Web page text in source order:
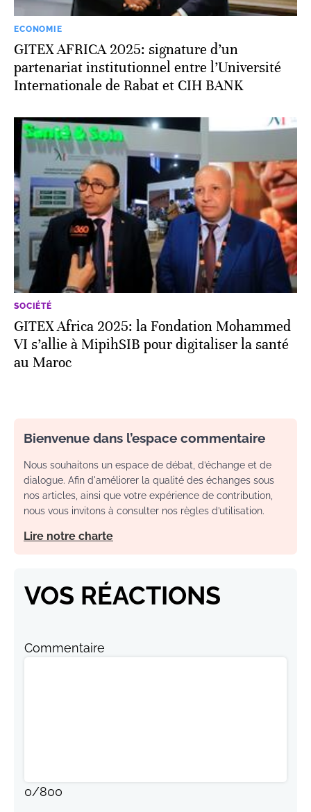
ECONOMIE
GITEX AFRICA 2025: signature d’un
partenariat institutionnel entre l’Université
Internationale de Rabat et CIH BANK
SOCIÉTÉ
GITEX Africa 2025: la Fondation Mohammed
VI s’allie à MipihSIB pour digitaliser la santé
au Maroc
Bienvenue dans l’espace commentaire
Nous souhaitons un espace de débat, d’échange et de
dialogue. Afin d'améliorer la qualité des échanges sous
nos articles, ainsi que votre expérience de contribution,
nous vous invitons à consulter nos règles d’utilisation.
Lire notre charte
VOS RÉACTIONS
Commentaire
0/800